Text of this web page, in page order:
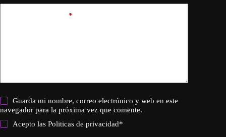
*
Guarda mi nombre, correo electrónico y web en este
navegador para la próxima vez que comente.
Acepto lasPoliticas de privacidad*